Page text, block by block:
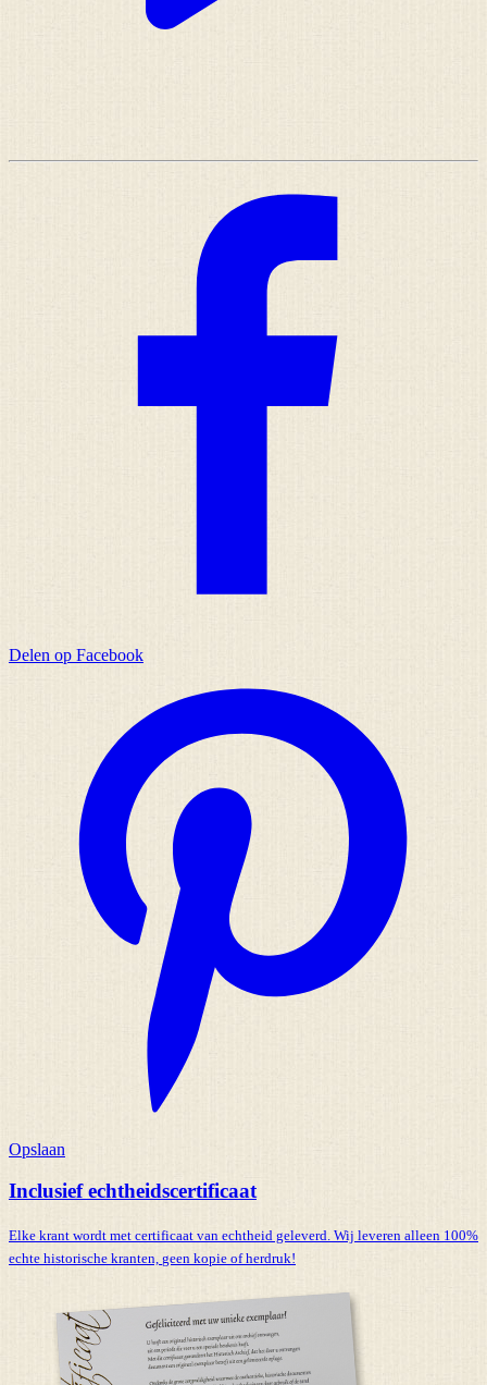
Delen op Facebook
Opslaan
Inclusief echtheidscertificaat
Elke krant wordt met certificaat van echtheid geleverd. Wij leveren alleen 100%
echte historische kranten, geen kopie of herdruk!